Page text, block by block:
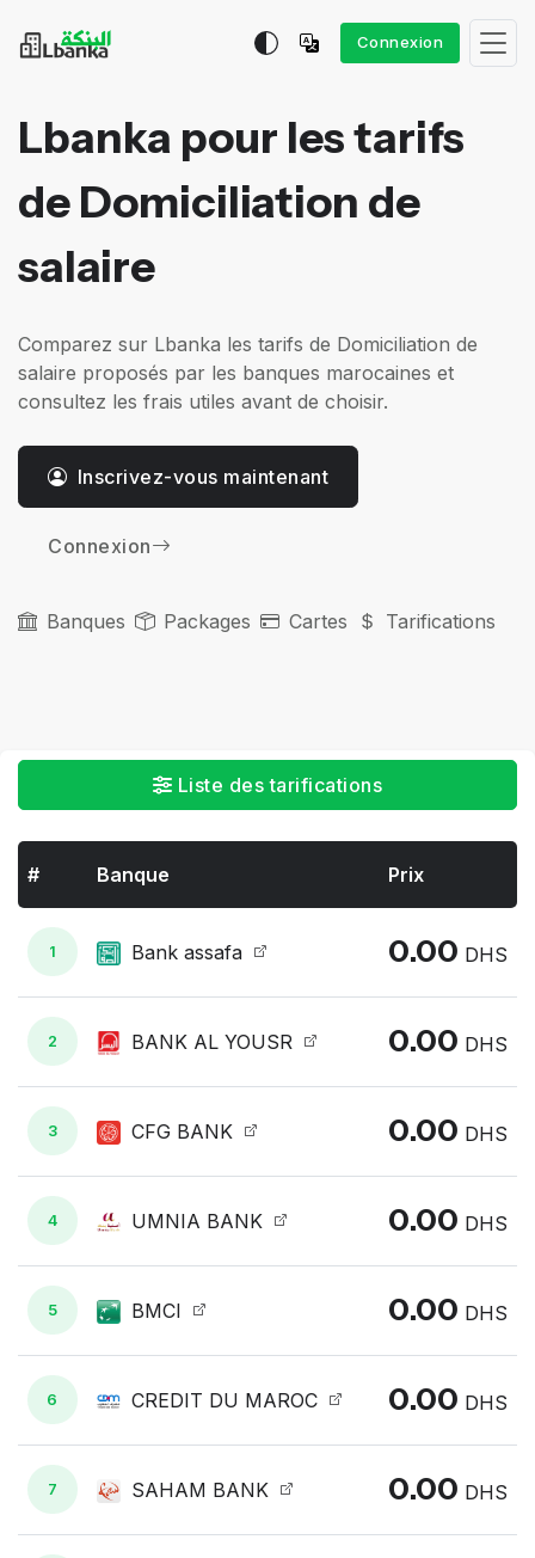
Connexion
Lbanka pour les tarifs
de Domiciliation de
salaire
Comparez sur Lbanka les tarifs de Domiciliation de
salaire proposés par les banques marocaines et
consultez les frais utiles avant de choisir.
Inscrivez-vous maintenant
Connexion
Banques Packages Cartes Tarifications
Liste des tarifications
# Banque Prix
1 Bank assafa 0.00 DHS
2 BANK AL YOUSR 0.00 DHS
3 CFG BANK 0.00 DHS
4 UMNIA BANK 0.00 DHS
5 BMCI 0.00 DHS
6 CREDIT DU MAROC 0.00 DHS
7 SAHAM BANK 0.00 DHS